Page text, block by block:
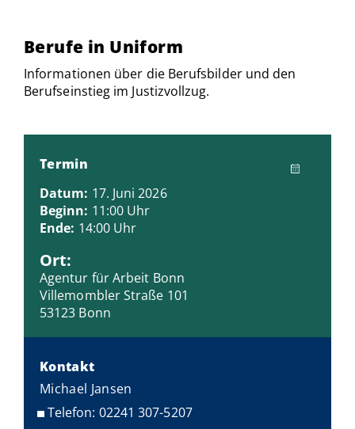
Berufe in Uniform
Informationen über die Berufsbilder und den
Berufseinstieg im Justizvollzug.
Termin
Datum: 17. Juni 2026
Beginn: 11:00 Uhr
Ende: 14:00 Uhr
Ort:
Agentur für Arbeit Bonn
Villemombler Straße 101
53123 Bonn
Kontakt
Michael Jansen
Telefon: 02241 307-5207